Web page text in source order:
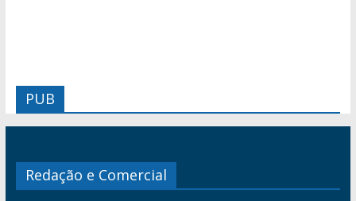
PUB
Redação e Comercial